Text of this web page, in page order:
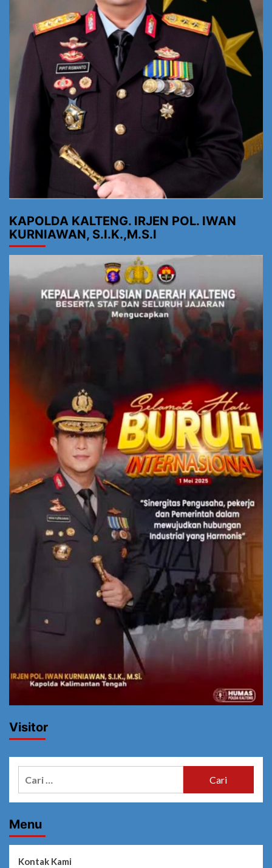
KAPOLDA KALTENG. IRJEN POL. IWAN
KURNIAWAN, S.I.K.,M.S.I
Visitor
Menu
Kontak Kami